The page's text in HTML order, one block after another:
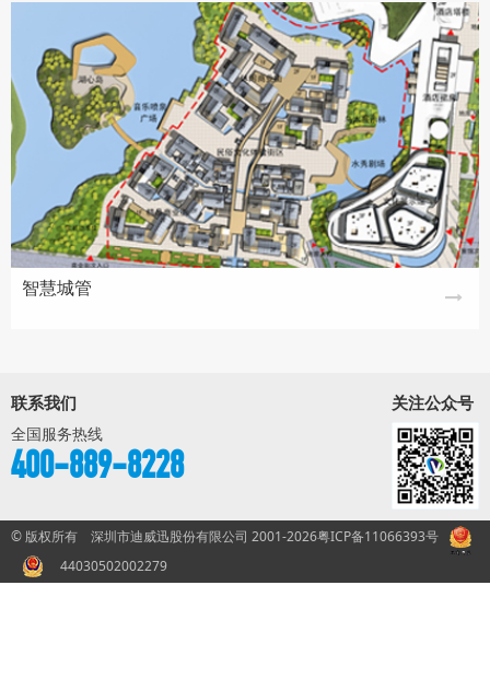
智慧城管
联系我们
全国服务热线
400-889-8228
关注公众号
© 版权所有 深圳市迪威迅股份有限公司 2001-2026粤ICP备11066393号
44030502002279